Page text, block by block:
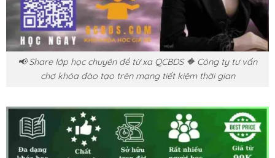
📢 Share lớp học chuyên đề từ xa QCBDS 🔶 Công ty tư vấn
chợ khóa đào tạo trên mạng tiết kiệm thời gian